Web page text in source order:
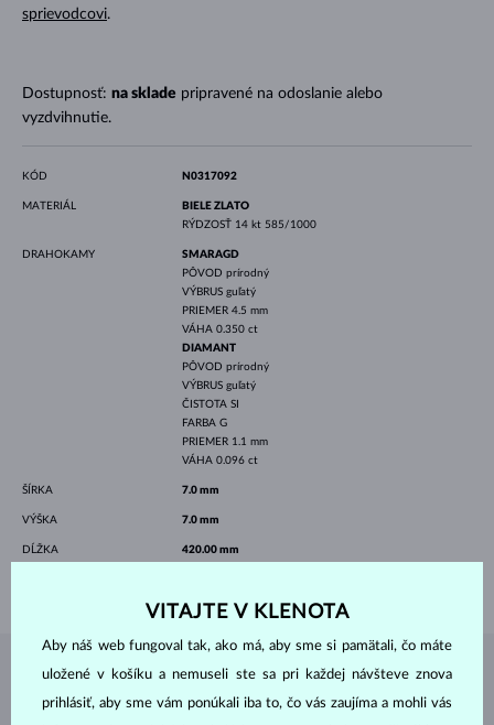
sprievodcovi.
Dostupnosť: na sklade pripravené na odoslanie alebo
vyzdvihnutie.
KÓD N0317092
MATERIÁL
BIELE ZLATO
RÝDZOSŤ 14 kt 585/1000
DRAHOKAMY
SMARAGD
PÔVOD prírodný
VÝBRUS guľatý
PRIEMER 4.5 mm
VÁHA 0.350 ct
DIAMANT
PÔVOD prírodný
VÝBRUS guľatý
ČISTOTA SI
FARBA G
PRIEMER 1.1 mm
VÁHA 0.096 ct
ŠÍRKA 7.0 mm
VÝŠKA 7.0 mm
DĹŽKA 420.00 mm
ŠPERKY ZATELIÉRU KLENOTA
VITAJTE V KLENOTA
Aby náš web fungoval tak, ako má, aby sme si pamätali, čo máte
uložené v košíku a nemuseli ste sa pri každej návšteve znova
prihlásiť, aby sme vám ponúkali iba to, čo vás zaujíma a mohli vás